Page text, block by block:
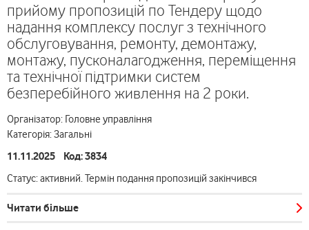
прийому пропозицій по Тендеру щодо
надання комплексу послуг з технічного
обслуговування, ремонту, демонтажу,
монтажу, пусконалагодження, переміщення
та технічної підтримки систем
безперебійного живлення на 2 роки.
Організатор: Головне управління
Категорія: Загальні
11.11.2025 Код: 3834
Статус: активний. Термін подання пропозицій закінчився
Читати більше